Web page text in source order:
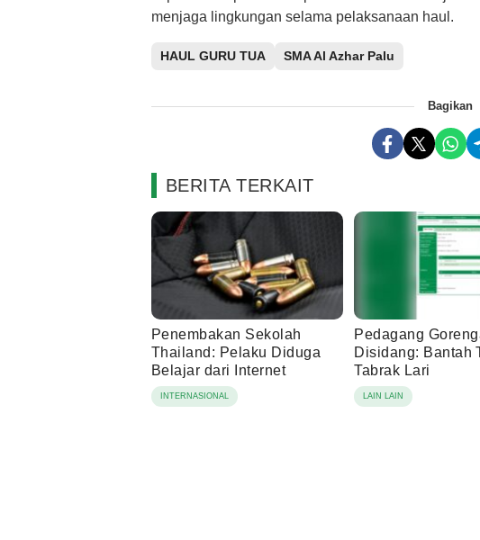
menjaga lingkungan selama pelaksanaan haul.
HAUL GURU TUA SMA Al Azhar Palu
Bagikan
BERITA TERKAIT
Penembakan Sekolah
Thailand: Pelaku Diduga
Belajar dari Internet
INTERNASIONAL
Pedagang
Disidang: Bantah
Tabrak Lari
LAIN LAIN